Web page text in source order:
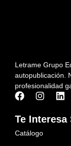
Letrame Grupo
autopublicación.
profesionalidad
Te Interesa
Catálogo